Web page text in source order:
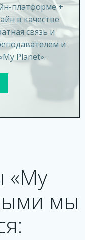
платформе +
в качестве
связь и
и
Planet».
мы